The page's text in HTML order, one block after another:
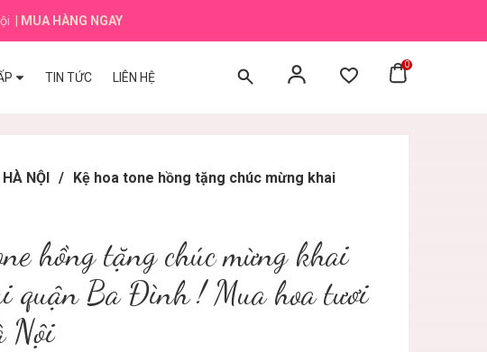
MUA HÀNG NGAY
TIN TỨC LIÊN HỆ
0
NỘI / Kệ hoa tone hồng tặng chúc mừng khai
hồng tặng chúc mừng khai
quận Ba Đình ! Mua hoa tươi
Nội